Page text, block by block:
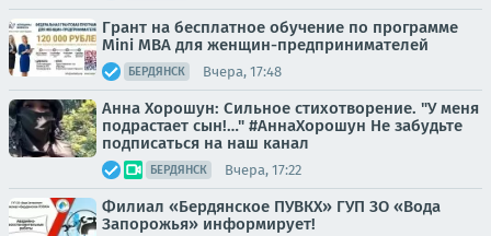
Грант на бесплатное обучение по программе
Mini MBA для женщин-предпринимателей
БЕРДЯНСК Вчера, 17:48
Анна Хорошун: Сильное стихотворение. "У меня
подрастает сын!…" #АннаХорошун Не забудьте
подписаться на наш канал
БЕРДЯНСК Вчера, 17:22
Филиал «Бердянское ПУВКХ» ГУП ЗО «Вода
Запорожья» информирует!